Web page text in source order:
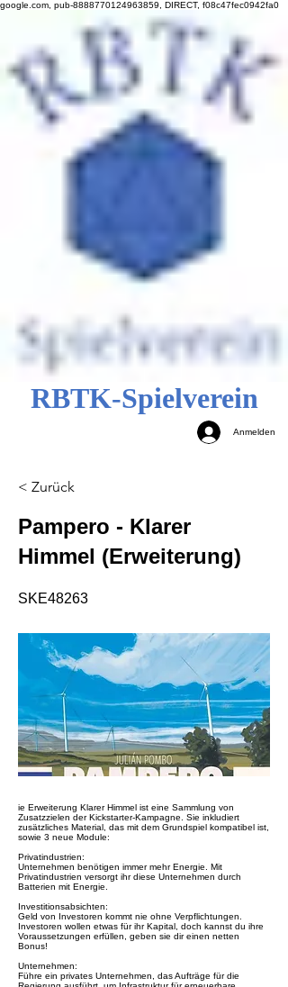
google.com, pub-8888770124963859, DIRECT, f08c47fec0942fa0
RBTK-Spielverein
Anmelden
< Zurück
Pampero - Klarer
Himmel (Erweiterung)
SKE48263
ie Erweiterung Klarer Himmel ist eine Sammlung von
Zusatzzielen der Kickstarter-Kampagne. Sie inkludiert
zusätzliches Material, das mit dem Grundspiel kompatibel ist,
sowie 3 neue Module:
Privatindustrien:
Unternehmen benötigen immer mehr Energie. Mit
Privatindustrien versorgt ihr diese Unternehmen durch
Batterien mit Energie.
Investitionsabsichten:
Geld von Investoren kommt nie ohne Verpflichtungen.
Investoren wollen etwas für ihr Kapital, doch kannst du ihre
Voraussetzungen erfüllen, geben sie dir einen netten
Bonus!
Unternehmen:
Führe ein privates Unternehmen, das Aufträge für die